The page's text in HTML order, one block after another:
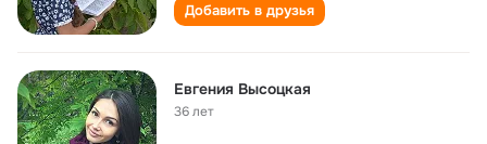
Добавить в друзья
Евгения Высоцкая
36 лет